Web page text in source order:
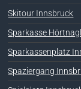
Skitour Innsbruck
Sparkasse
Sparkassenplatz
Spaziergang